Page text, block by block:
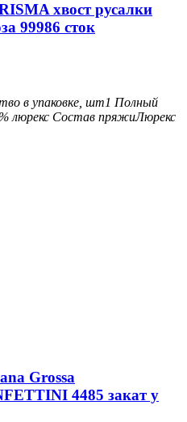
хвост русалки
99986 сток
в упаковке, шт1 Полный
люрекс Состав пряжиЛюрекс
Grossa
4485 закат у